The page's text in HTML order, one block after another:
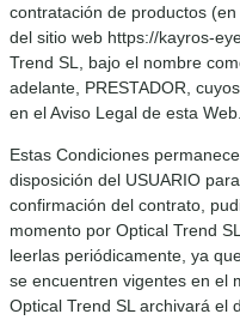
contratación de productos
del sitio web https://kayros-
Trend SL, bajo el nombre
adelante, PRESTADOR,
en el Aviso Legal de esta Web.
Estas Condiciones
disposición del USUARIO
confirmación del contrato,
momento por Optical Trend
leerlas periódicamente, ya
se encuentren vigentes en el
Optical Trend SL archivará el